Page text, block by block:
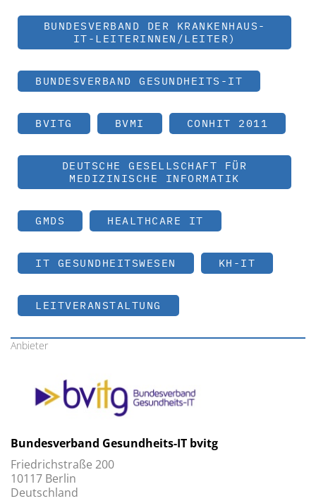
BUNDESVERBAND DER KRANKENHAUS-
IT-LEITERINNEN/LEITER)
BUNDESVERBAND GESUNDHEITS-IT
BVITG BVMI CONHIT 2011
DEUTSCHE GESELLSCHAFT FÜR
MEDIZINISCHE INFORMATIK
GMDS HEALTHCARE IT
IT GESUNDHEITSWESEN KH-IT
LEITVERANSTALTUNG
Anbieter
Bundesverband Gesundheits-IT bvitg
Friedrichstraße 200
10117 Berlin
Deutschland